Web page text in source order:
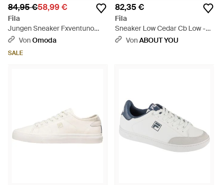
84,95 €58,99 €
Fila
Jungen Sneaker Fxventuno
Velcro Mid - Blau
VonOmoda
SALE
82,35 €
Fila
Sneaker Low Cedar Cb Low -
GrünVonABOUT YOU